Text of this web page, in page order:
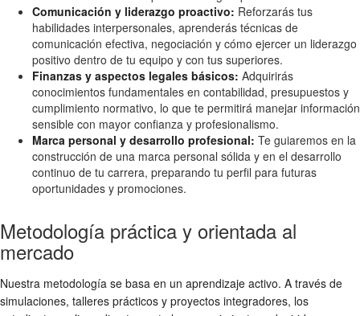
Comunicación y liderazgo proactivo: Reforzarás tus
habilidades interpersonales, aprenderás técnicas de
comunicación efectiva, negociación y cómo ejercer un liderazgo
positivo dentro de tu equipo y con tus superiores.
Finanzas y aspectos legales básicos: Adquirirás
conocimientos fundamentales en contabilidad, presupuestos y
cumplimiento normativo, lo que te permitirá manejar información
sensible con mayor confianza y profesionalismo.
Marca personal y desarrollo profesional: Te guiaremos en la
construcción de una marca personal sólida y en el desarrollo
continuo de tu carrera, preparando tu perfil para futuras
oportunidades y promociones.
Metodología práctica y orientada al
mercado
Nuestra metodología se basa en un aprendizaje activo. A través de
simulaciones, talleres prácticos y proyectos integradores, los